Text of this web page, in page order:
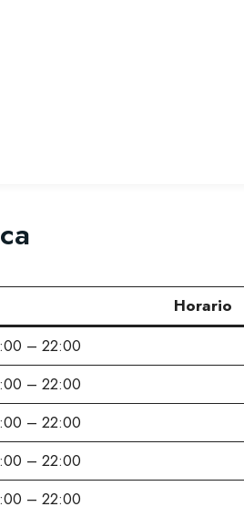
Horario
– 22:00
– 22:00
– 22:00
– 22:00
– 22:00